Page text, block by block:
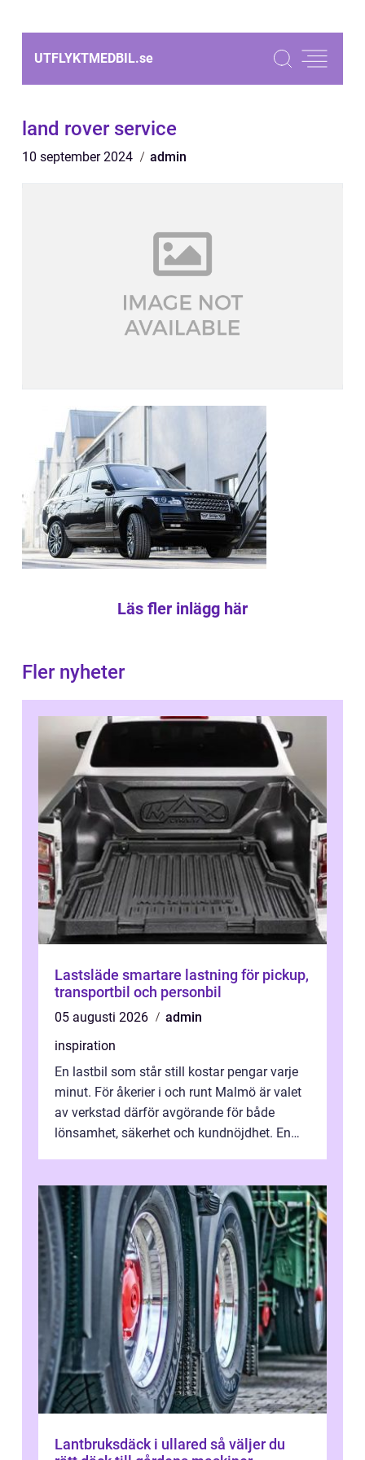
UTFLYKTMEDBIL.se
land rover service
10 september 2024 admin
Läs fler inlägg här
Fler nyheter
Lastsläde smartare lastning för pickup,
transportbil och personbil
05 augusti 2026
admin
inspiration
En lastbil som står still kostar pengar varje
minut. För åkerier i och runt Malmö är valet
av verkstad därför avgörande för både
lönsamhet, säkerhet och kundnöjdhet. En
Lantbruksdäck i ullared så väljer du